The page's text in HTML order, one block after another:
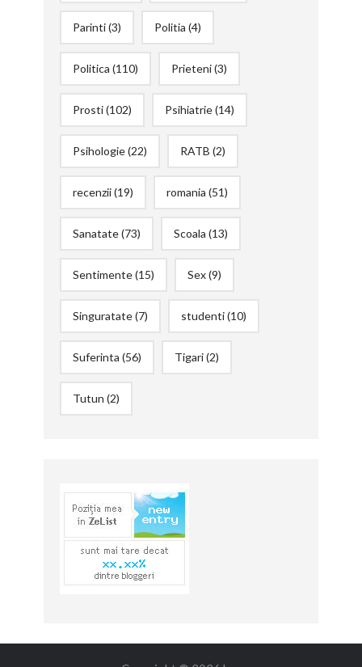
Parinti(3) Politia (4)
Politica (110) Prieteni(3)
Prosti(102) Psihiatrie(14)
Psihologie(22) RATB (2)
recenzii(19) romania (51)
Sanatate(73) Scoala (13)
Sentimente(15) Sex(9)
Singuratate(7) studenti(10)
Suferinta (56) Tigari(2)
Tutun (2)